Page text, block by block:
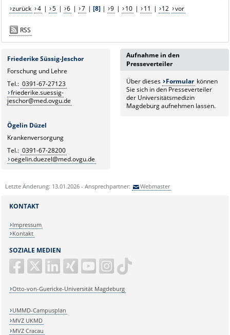
zurück 4 | 5 | 6 | 7 | [8]| 9 | 10 | 11 | 12 vor
RSS
Friederike Süssig-Jeschor
Forschung und Lehre
Tel.: 0391-67-27123
friederike.suessig-
jeschor@med.ovgu.de
Ögelin Düzel
Krankenversorgung
Tel.: 0391-67-28200
oegelin.duezel@med.ovgu.de
Aufnahme in den
Presseverteiler
Über dieses
Formular können
Sie sich in den Presseverteiler
der Universitätsmedizin
Magdeburg aufnehmen lassen.
Letzte Änderung: 13.01.2026 - Ansprechpartner: Webmaster
SOZIALE MEDIEN
Otto-von-Guericke-Universität Magdeburg
KONTAKT
Impressum
Kontakt
UMMD-Campusplan
MVZ UKMD
MVZ Cracau